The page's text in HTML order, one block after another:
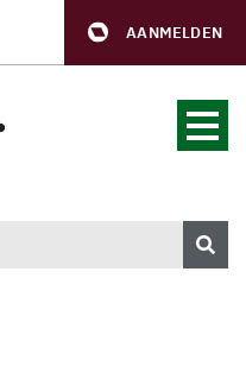
AANMELDEN